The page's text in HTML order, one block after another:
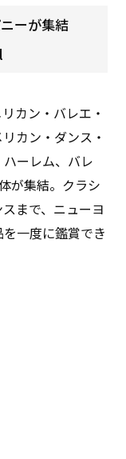
ーが集結
カン・バレエ・
カン・ダンス・
ーレム、バレ
が集結。クラシ
まで、ニューヨ
一度に鑑賞でき